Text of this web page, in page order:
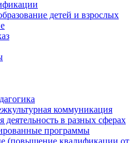
детей и взрослых
коммуникация
деятельность в разных сферах
программы
(повышение квалификации от